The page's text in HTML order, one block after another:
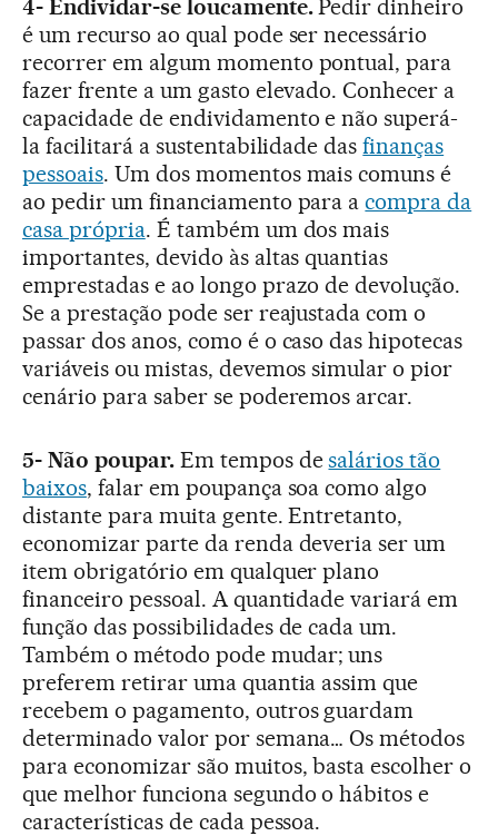
4- Endividar-se loucamente.Pedir dinheiro
é um recurso ao qual pode ser necessário
recorrer em algum momento pontual, para
fazer frente a um gasto elevado. Conhecer a
capacidade de endividamento e não superá-
la facilitará a sustentabilidade dasfinanças
pessoais. Um dos momentos mais comuns é
ao pedir um financiamento para acompra da
casa própria. É também um dos mais
importantes, devido às altas quantias
emprestadas e ao longo prazo de devolução.
Se a prestação pode ser reajustada com o
passar dos anos, como é o caso das hipotecas
variáveis ou mistas, devemos simular o pior
cenário para saber se poderemos arcar.
5- Não poupar. Em tempos desalários tão
baixos, falar em poupança soa como algo
distante para muita gente. Entretanto,
economizar parte da renda deveria ser um
item obrigatório em qualquer plano
financeiro pessoal. A quantidade variará em
função das possibilidades de cada um.
Também o método pode mudar; uns
preferem retirar uma quantia assim que
recebem o pagamento, outros guardam
determinado valor por semana… Os métodos
para economizar são muitos, basta escolher o
que melhor funciona segundo o hábitos e
características de cada pessoa.